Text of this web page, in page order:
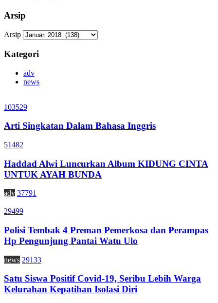
Arsip
Arsip
Kategori
adv
news
103529
Arti Singkatan Dalam Bahasa Inggris
51482
Haddad Alwi Luncurkan Album KIDUNG CINTA
UNTUK AYAH BUNDA
adv 37791
29499
Polisi Tembak 4 Preman Pemerkosa dan Perampas
Hp Pengunjung Pantai Watu Ulo
news 29133
Satu Siswa Positif Covid-19, Seribu Lebih Warga
Kelurahan Kepatihan Isolasi Diri